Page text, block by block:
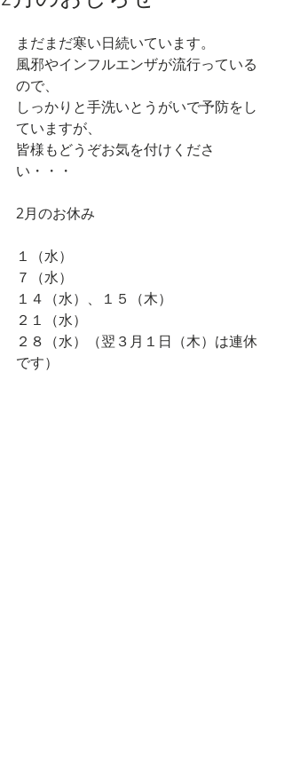
まだまだ寒い日続いています。
風邪やインフルエンザが流行っている
ので、
しっかりと手洗いとうがいで予防をし
ていますが、
皆様もどうぞお気を付けくださ
い・・・
2月のお休み
１（水）
７（水）
１４（水）、１５（木）
２１（水）
２８（水）（翌３月１日（木）は連休
です）